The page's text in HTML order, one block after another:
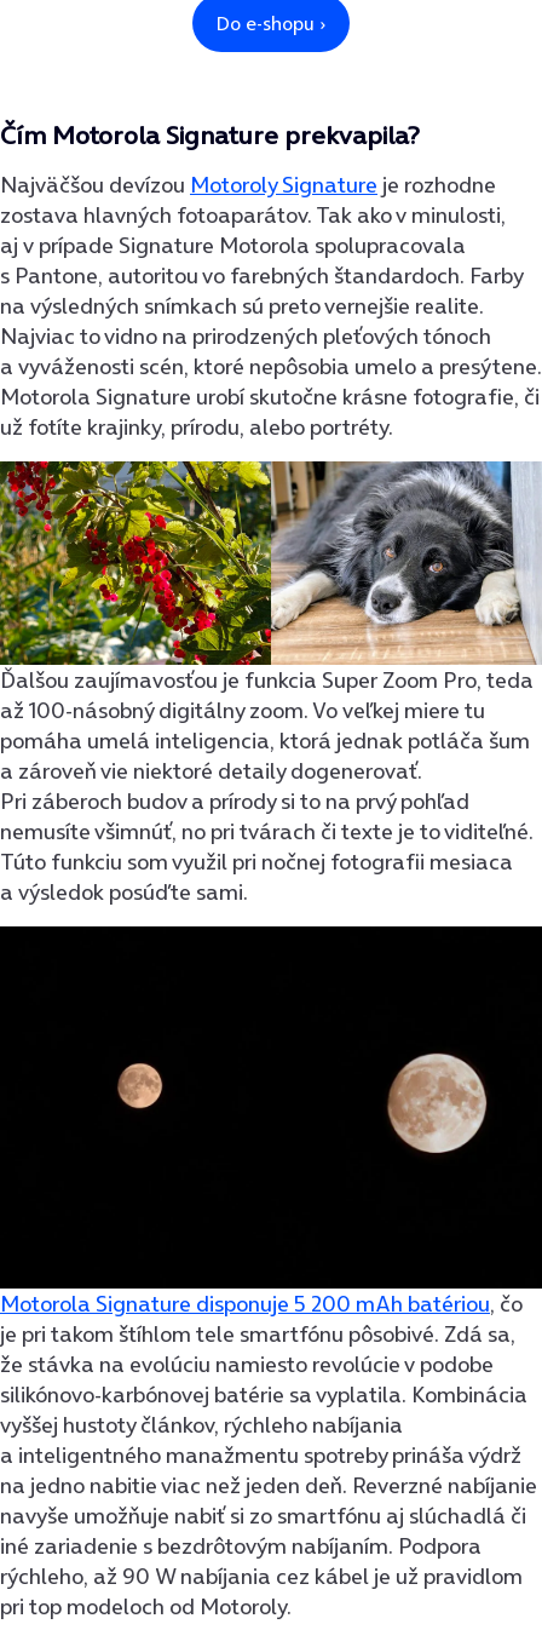
Čím Motorola Signature prekvapila?
Najväčšou devízou Motoroly Signature je rozhodne
zostava hlavných fotoaparátov. Tak ako v minulosti,
aj v prípade Signature Motorola spolupracovala
s Pantone, autoritou vo farebných štandardoch. Farby
na výsledných snímkach sú preto vernejšie realite.
Najviac to vidno na prirodzených pleťových tónoch
a vyváženosti scén, ktoré nepôsobia umelo a presýtene.
Motorola Signature urobí skutočne krásne fotografie, či
už fotíte krajinky, prírodu, alebo portréty.
Ďalšou zaujímavosťou je funkcia Super Zoom Pro, teda
až 100-násobný digitálny zoom. Vo veľkej miere tu
pomáha umelá inteligencia, ktorá jednak potláča šum
a zároveň vie niektoré detaily dogenerovať.
Pri záberoch budov a prírody si to na prvý pohľad
nemusíte všimnúť, no pri tvárach či texte je to viditeľné.
Túto funkciu som využil pri nočnej fotografii mesiaca
a výsledok posúďte sami.
Motorola Signature disponuje 5 200 mAh batériou, čo
je pri takom štíhlom tele smartfónu pôsobivé. Zdá sa,
že stávka na evolúciu namiesto revolúcie v podobe
silikónovo-karbónovej batérie sa vyplatila. Kombinácia
vyššej hustoty článkov, rýchleho nabíjania
a inteligentného manažmentu spotreby prináša výdrž
na jedno nabitie viac než jeden deň. Reverzné nabíjanie
navyše umožňuje nabiť si zo smartfónu aj slúchadlá či
iné zariadenie s bezdrôtovým nabíjaním. Podpora
rýchleho, až 90 W nabíjania cez kábel je už pravidlom
pri top modeloch od Motoroly.